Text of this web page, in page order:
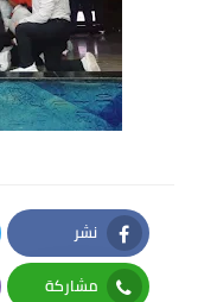
نشر
Facebook
مشاركة